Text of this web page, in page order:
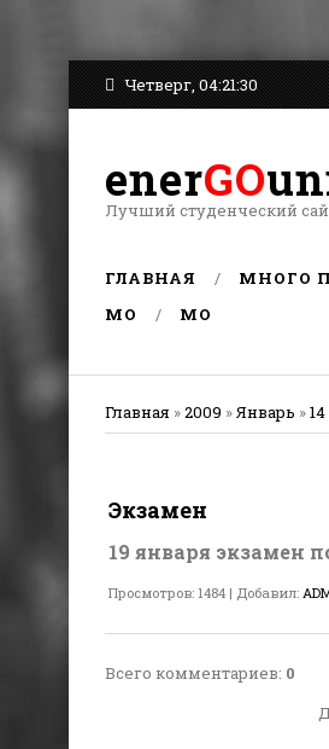
Четверг, 04:21:30
enerGO
Лучший студенческий
ГЛАВНАЯ МНОГО
MO
MO
Главная »2009 »Январь »14
Экзамен
19 января экзамен
Просмотров: 1484 | Добавил:
Всего комментариев: 0